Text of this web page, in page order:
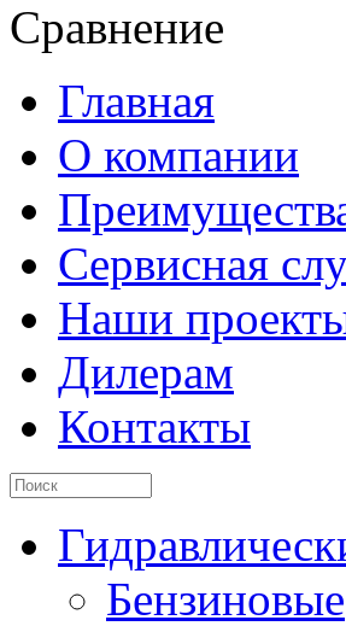
Сравнение
Главная
О компании
Сервисная
Наши
Дилерам
Контакты
Бензиновые